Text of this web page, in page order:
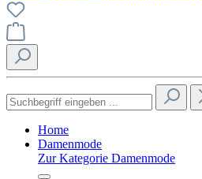
Home
Damenmode
Zur Kategorie Damenmode